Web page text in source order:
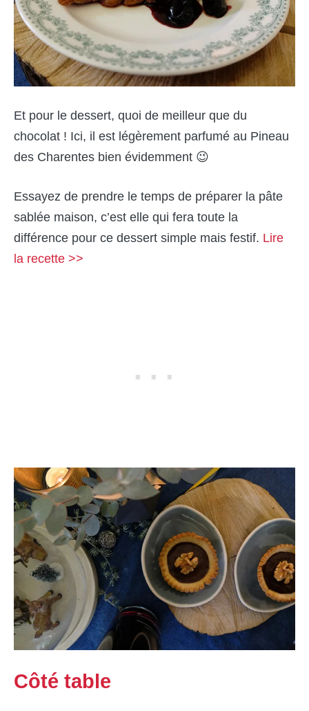
Et pour le dessert, quoi de meilleur que du
chocolat ! Ici, il est légèrement parfumé au Pineau
des Charentes bien évidemment 😉
Essayez de prendre le temps de préparer la pâte
sablée maison, c’est elle qui fera toute la
différence pour ce dessert simple mais festif. Lire
la recette >>
Côté table